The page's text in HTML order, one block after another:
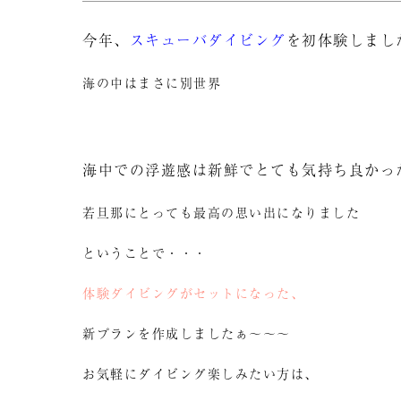
今年、 スキューバダイビング を初体験しまし
海の中はまさに別世界
海中での浮遊感は新鮮でとても気持ち良かっ
若旦那にとっても最高の思い出になりました
ということで・・・
体験ダイビングがセットになった、
新プランを作成しましたぁ～～～
お気軽にダイビング楽しみたい方は、